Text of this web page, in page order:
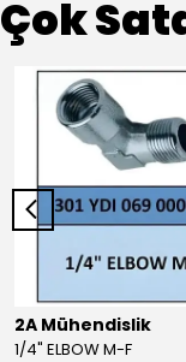
Çok
2A Mühendislik
1/4" ELBOW M-F